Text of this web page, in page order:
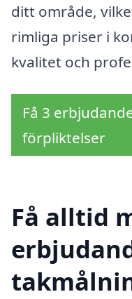
ditt område,
rimliga priser i
kvalitet och
Få 3
förpliktelser
Få alltid